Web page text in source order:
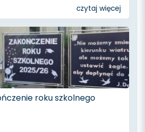
czytaj więcej
roku szkolnego